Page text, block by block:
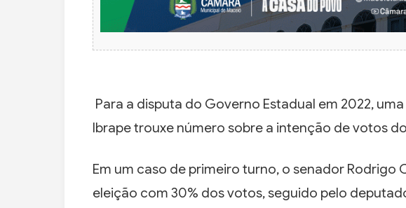
Para a disputa do Governo Estadual em 2022,
Ibrape trouxe número sobre a intenção de votos
Em um caso de primeiro turno, o senador Rodrigo
eleição com 30% dos votos, seguido pelo